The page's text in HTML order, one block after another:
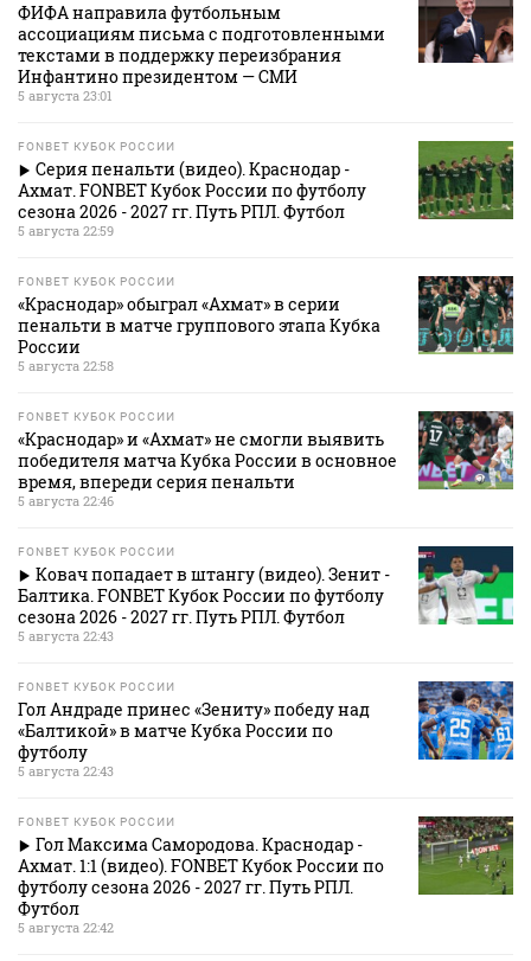
ФИФА направила футбольным
ассоциациям письма с подготовленными
текстами в поддержку переизбрания
Инфантино президентом — СМИ
5 августа 23:01
FONBET КУБОК РОССИИ
Серия пенальти (видео). Краснодар -
Ахмат. FONBET Кубок России по футболу
сезона 2026 - 2027 гг. Путь РПЛ. Футбол
5 августа 22:59
FONBET КУБОК РОССИИ
«Краснодар» обыграл «Ахмат» в серии
пенальти в матче группового этапа Кубка
России
5 августа 22:58
FONBET КУБОК РОССИИ
«Краснодар» и «Ахмат» не смогли выявить
победителя матча Кубка России в основное
время, впереди серия пенальти
5 августа 22:46
FONBET КУБОК РОССИИ
Ковач попадает в штангу (видео). Зенит -
Балтика. FONBET Кубок России по футболу
сезона 2026 - 2027 гг. Путь РПЛ. Футбол
5 августа 22:43
FONBET КУБОК РОССИИ
Гол Андраде принес «Зениту» победу над
«Балтикой» в матче Кубка России по
футболу
5 августа 22:43
FONBET КУБОК РОССИИ
Гол Максима Самородова. Краснодар -
Ахмат. 1:1 (видео). FONBET Кубок России по
футболу сезона 2026 - 2027 гг. Путь РПЛ.
Футбол
5 августа 22:42